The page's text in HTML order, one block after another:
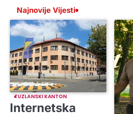
Najnovije Vijesti
TUZLANSKI KANTON
Internetska